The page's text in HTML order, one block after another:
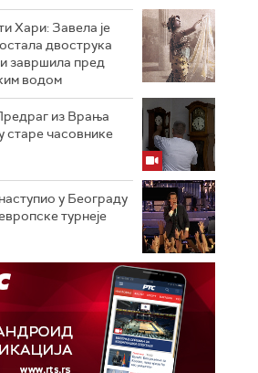
Хари: Завела је
двострука
завршила пред
водом
из Врања
старе часовнике
у Београду
турнеје